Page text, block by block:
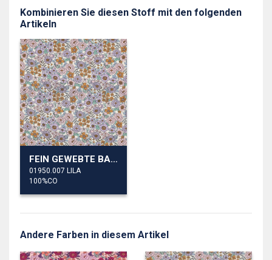
Kombinieren Sie diesen Stoff mit den folgenden
Artikeln
FEIN GEWEBTE BAUMWOLLPOPELINE BLUMEN
01950.007 LILA
100%CO
Andere Farben in diesem Artikel